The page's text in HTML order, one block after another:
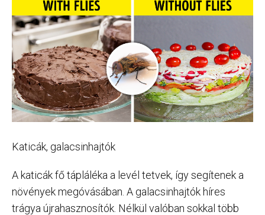
Katicák, galacsinhajtók
A katicák fő tápláléka a levél tetvek, így segítenek a
növények megóvásában. A galacsinhajtók híres
trágya újrahasznosítók. Nélkül valóban sokkal több